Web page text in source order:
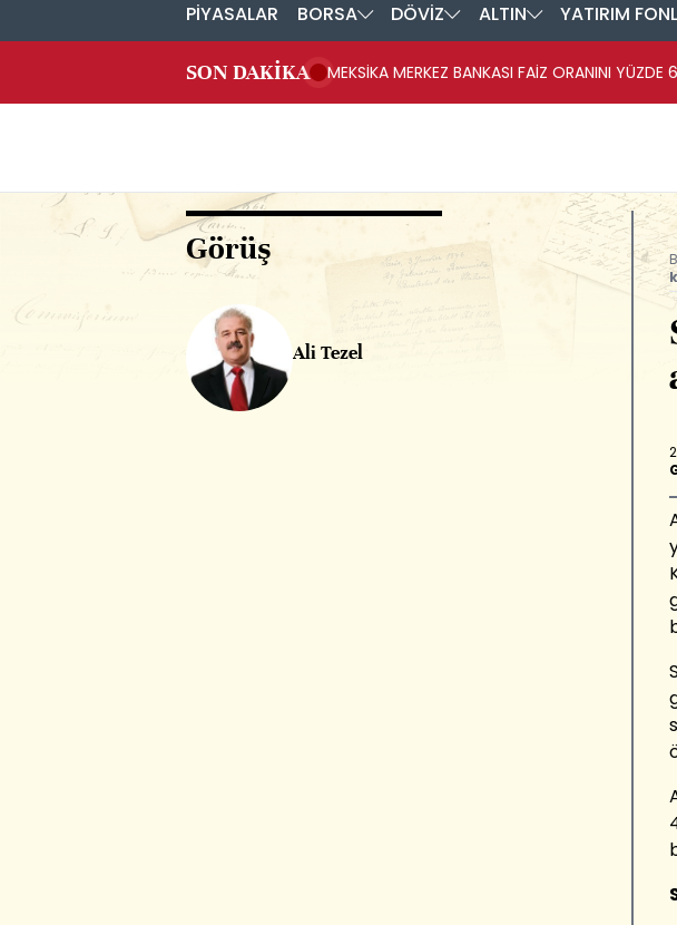
PİYASALAR BORSA DÖVİZ ALTIN YATIRIM
SON DAKİKA MEKSİKA MERKEZ BANKASI FAİZ ORANINI
Görüş
Ali Tezel